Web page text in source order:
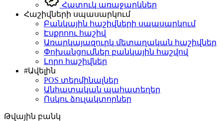
Հատուկ առաջարկներ
Հաշիվների սպասարկում
Բանկային հաշիվների սպասարկում
Էսքրոու հաշիվ
Առարկայազուրկ մետաղական հաշիվներ
Փոխանցումներ բանկային հաշվով
Լորո հաշիվներ
#Ավելին
POS տերմինալներ
Անհատական պահատեղեր
Ոսկու ձուլակտորներ
Թվային բանկ